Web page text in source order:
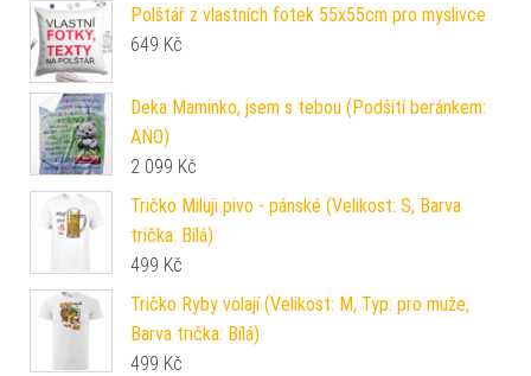
Polštář z vlastních fotek 55x55cm pro myslivce
649 Kč
Deka Maminko, jsem s tebou (Podšití beránkem:
ANO)
2 099 Kč
Tričko Miluji pivo - pánské (Velikost: S, Barva
trička: Bílá)
499 Kč
Tričko Ryby volají (Velikost: M, Typ: pro muže,
Barva trička: Bílá)
499 Kč